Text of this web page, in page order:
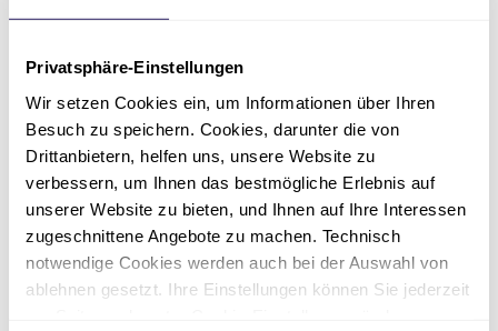
Privatsphäre-Einstellungen
Wir setzen Cookies ein, um Informationen über Ihren
Besuch zu speichern. Cookies, darunter die von
Drittanbietern, helfen uns, unsere Website zu
verbessern, um Ihnen das bestmögliche Erlebnis auf
unserer Website zu bieten, und Ihnen auf Ihre Interessen
zugeschnittene Angebote zu machen. Technisch
notwendige Cookies werden auch bei der Auswahl von
ablehnen gesetzt. Ihre Einstellungen können Sie jederzeit
Pflegedienstleitung
Maria-Franziska Mathke
Pflege & Wohnen im Johannesstift |
Theodor-Fliedner-Haus